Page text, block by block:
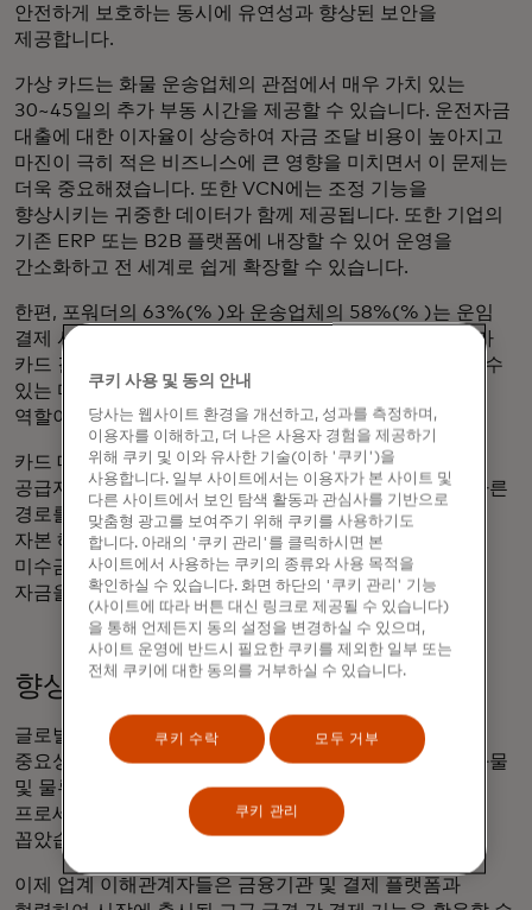
안전하게 보호하는 동시에 유연성과 향상된 보안을
제공합니다.
가상 카드는 화물 운송업체의 관점에서 매우 가치 있는
30~45일의 추가 부동 시간을 제공할 수 있습니다. 운전자금
대출에 대한 이자율이 상승하여 자금 조달 비용이 높아지고
마진이 극히 적은 비즈니스에 큰 영향을 미치면서 이 문제는
더욱 중요해졌습니다. 또한 VCN에는 조정 기능을
향상시키는 귀중한 데이터가 함께 제공됩니다. 또한 기업의
기존 ERP 또는 B2B 플랫폼에 내장할 수 있어 운영을
간소화하고 전 세계로 쉽게 확장할 수 있습니다.
한편, 포워더의 63%(% )와 운송업체의 58%(% )는 운임
결제 시 카드 수락을 고려한 적이 없으며, 이는 공급업체가
카드 결제를 허용하지 않더라도 구매자가 카드로 결제할 수
있는 마스터 가맹점 또는 기록 솔루션 등 다른 솔루션의
역할이 여전히 남아 있음을 의미합니다.
카드 대 계좌 솔루션은 구매자가 카드 거래를 시작하여
공급자에게 은행 송금으로 원활하게 전환할 수 있는 또 다른
경로를 제공합니다. 이를 통해 구매자는 카드 결제의 운전
자본 혜택을 누릴 수 있을 뿐만 아니라 공급업체는 기존
미수금 프로세스를 변경할 필요 없이 은행 계좌로 직접
자금을 수령할 수 있습니다.
향상된 국경 간 결제
글로벌 공급망이 계속해서 확장됨에 따라 국경 간 결제의
중요성이 점점 더 커지고 있습니다. 설문조사에 참여한 화물
및 물류 기업 중 36%(% )가 다중 통화 결제 지원을 결제
프로세스에 가장 도움이 되는 상위 3가지 기능 중 하나로
꼽았습니다.
이제 업계 이해관계자들은 금융기관 및 결제 플랫폼과
쿠키 사용 및 동의 안내
당사는 웹사이트 환경을 개선하고, 성과를 측정하며,
이용자를 이해하고, 더 나은 사용자 경험을 제공하기
위해 쿠키 및 이와 유사한 기술(이하 '쿠키')을
사용합니다. 일부 사이트에서는 이용자가 본 사이트 및
다른 사이트에서 보인 탐색 활동과 관심사를 기반으로
맞춤형 광고를 보여주기 위해 쿠키를 사용하기도
합니다. 아래의 '쿠키 관리'를 클릭하시면 본
사이트에서 사용하는 쿠키의 종류와 사용 목적을
확인하실 수 있습니다. 화면 하단의 '쿠키 관리' 기능
(사이트에 따라 버튼 대신 링크로 제공될 수 있습니다)
을 통해 언제든지 동의 설정을 변경하실 수 있으며,
사이트 운영에 반드시 필요한 쿠키를 제외한 일부 또는
전체 쿠키에 대한 동의를 거부하실 수 있습니다.
쿠키 수락 모두 거부
쿠키 관리